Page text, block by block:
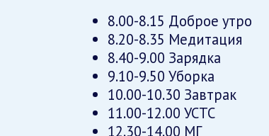
8.00-8.15 Доброе утро
8.20-8.35 Медитация
8.40-9.00 Зарядка
9.10-9.50 Уборка
10.00-10.30 Завтрак
11.00-12.00 УСТС
12.30-14.00 МГ